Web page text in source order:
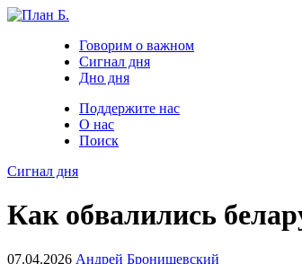
Говорим о важном
Сигнал дня
Дно дня
Поддержите нас
О нас
Поиск
Сигнал дня
Как обвалились
07.04.2026 Андрей Бронишевский